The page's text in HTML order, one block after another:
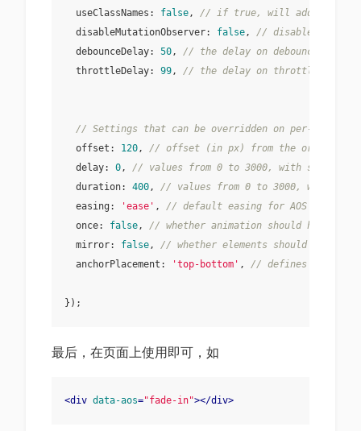
  useClassNames:
false , // if true, will add content
  disableMutationObserver:
false , // disables
  debounceDelay:
50 , // the delay on debounce used
  throttleDelay:
99 , // the delay on throttle used
// Settings that can be overridden on per-
  offset:
120 , // offset (in px) from the original
  delay:
0 , // values from 0 to 3000, with step 50ms
  duration:
400 , // values from 0 to 3000, with step
  easing:
'ease' , // default easing for AOS
  once:
false , // whether animation should happen
  mirror:
false , // whether elements should
  anchorPlacement:
'top-bottom' , // defines which
最后，在页面上使用即可，如
<div data-aos="fade-in"></div>